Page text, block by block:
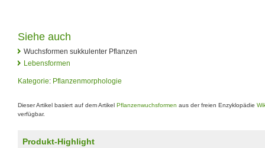
Siehe auch
Wuchsformen sukkulenter Pflanzen
Lebensformen
Kategorie: Pflanzenmorphologie
Dieser Artikel basiert auf dem Artikel Pflanzenwuchsformen aus der freien Enzyklopädie
verfügbar.
Produkt-Highlight